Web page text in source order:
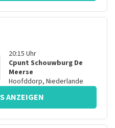
20:15 Uhr
Cpunt Schouwburg De
Meerse
Hoofddorp, Niederlande
ANZEIGEN